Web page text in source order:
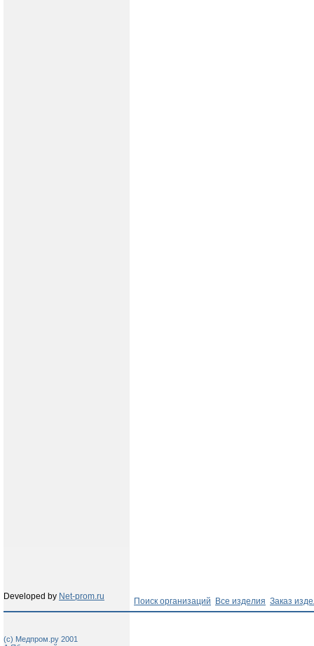
Developed by Net-prom.ru Поиск организаций Все изделия Заказ
(c) Медпром.ру 2001